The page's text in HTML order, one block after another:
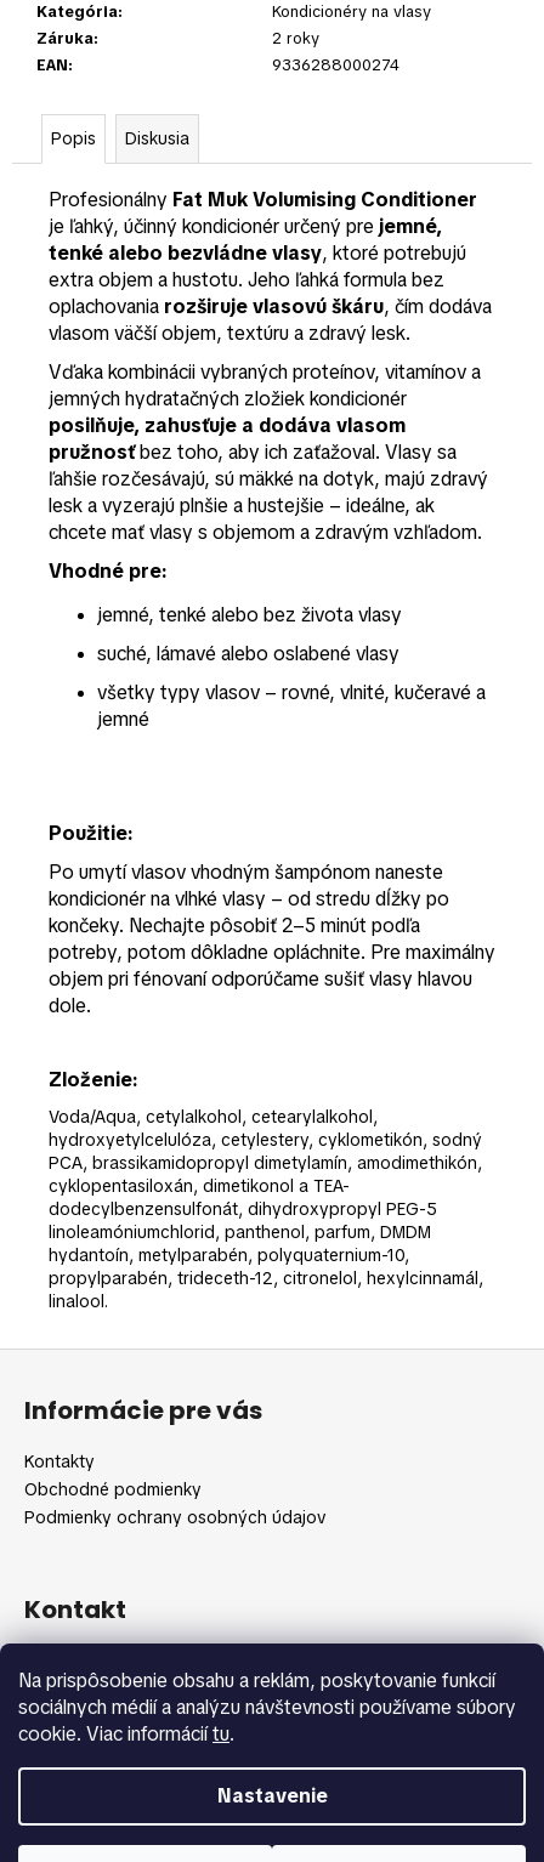
Na prispôsobenie obsahu a reklám, poskytovanie funkcií
sociálnych médií a analýzu návštevnosti používame súbory
cookie. Viac informáciítu.
Nastavenie
Kategória:
Kondicionéry na vlasy
Záruka:
2 roky
EAN: 9336288000274
Popis Diskusia
Profesionálny Fat Muk Volumising Conditioner
je ľahký, účinný kondicionér určený pre jemné,
tenké alebo bezvládne vlasy, ktoré potrebujú
extra objem a hustotu. Jeho ľahká formula bez
oplachovania rozširuje vlasovú škáru, čím dodáva
vlasom väčší objem, textúru a zdravý lesk.
Vďaka kombinácii vybraných proteínov, vitamínov a
jemných hydratačných zložiek kondicionér
posilňuje, zahusťuje a dodáva vlasom
pružnosťbez toho, aby ich zaťažoval. Vlasy sa
ľahšie rozčesávajú, sú mäkké na dotyk, majú zdravý
lesk a vyzerajú plnšie a hustejšie – ideálne, ak
chcete mať vlasy s objemom a zdravým vzhľadom.
Vhodné pre:
jemné, tenké alebo bez života vlasy
suché, lámavé alebo oslabené vlasy
všetky typy vlasov – rovné, vlnité, kučeravé a
jemné
Použitie:
Po umytí vlasov vhodným šampónom naneste
kondicionér na vlhké vlasy – od stredu dĺžky po
končeky. Nechajte pôsobiť 2–5 minút podľa
potreby, potom dôkladne opláchnite. Pre maximálny
objem pri fénovaní odporúčame sušiť vlasy hlavou
dole.
Zloženie:
Voda/Aqua, cetylalkohol, cetearylalkohol,
hydroxyetylcelulóza, cetylestery, cyklometikón, sodný
PCA, brassikamidopropyl dimetylamín, amodimethikón,
cyklopentasiloxán, dimetikonol a TEA-
dodecylbenzensulfonát, dihydroxypropyl PEG-5
linoleamóniumchlorid, panthenol, parfum, DMDM
hydantoín, metylparabén, polyquaternium-10,
propylparabén, trideceth-12, citronelol, hexylcinnamál,
linalool.
Z
Informácie pre vás
Kontakty
Obchodné podmienky
Podmienky ochrany osobných údajov
Kontakt
+420 775 371 692
Copyright 2026Shopbeauty.sk. Všetky práva vyhradené.